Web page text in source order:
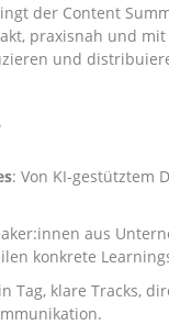
der Content
praxisnah und
und
: Von KI-gestütztem
aus
konkrete
Tag, klare Tracks,